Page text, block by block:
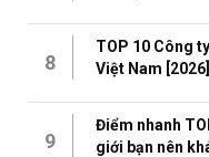
8
TOP 10 Công
Việt Nam [2026]
9
Điểm nhanh
giới bạn nên